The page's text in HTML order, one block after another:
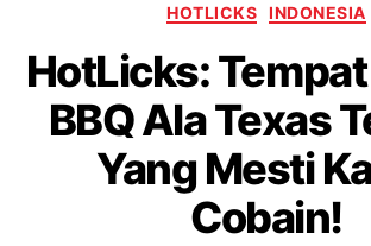
HOTLICKS INDONESIA
HotLicks:
BBQ Ala Texas
Yang Mesti
Cobain!